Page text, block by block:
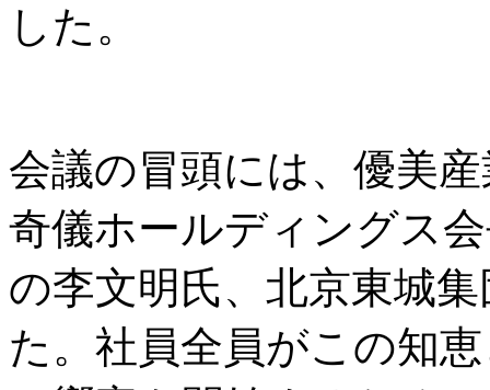
した。
会議の冒頭には、優美
奇儀ホールディングス
の李文明氏、北京東城
た。社員全員がこの知